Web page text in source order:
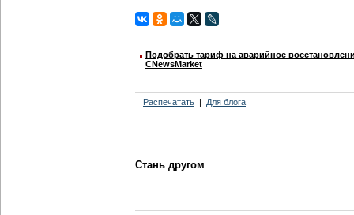
Подобрать тариф на аварийное
CNewsMarket
Распечатать Для блога
Стань другом